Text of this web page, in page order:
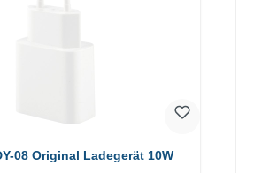
08 Original Ladegerät 10W